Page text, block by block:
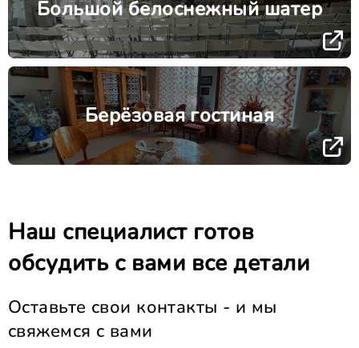
Большой белоснежный шатер
Берёзовая гостиная
Наш специалист готов
обсудить с вами все детали
Оставьте свои контакты - и мы
свяжемся с вами